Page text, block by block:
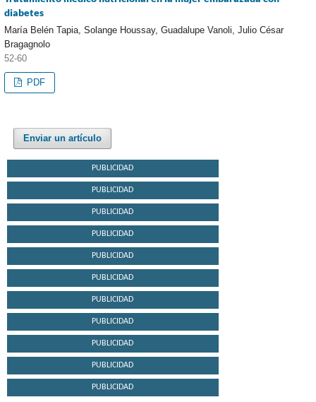
diabetes
María Belén Tapia, Solange Houssay, Guadalupe Vanoli, Julio César
Bragagnolo
52-60
PDF
Enviar un artículo
PUBLICIDAD
PUBLICIDAD
PUBLICIDAD
PUBLICIDAD
PUBLICIDAD
PUBLICIDAD
PUBLICIDAD
PUBLICIDAD
PUBLICIDAD
PUBLICIDAD
PUBLICIDAD